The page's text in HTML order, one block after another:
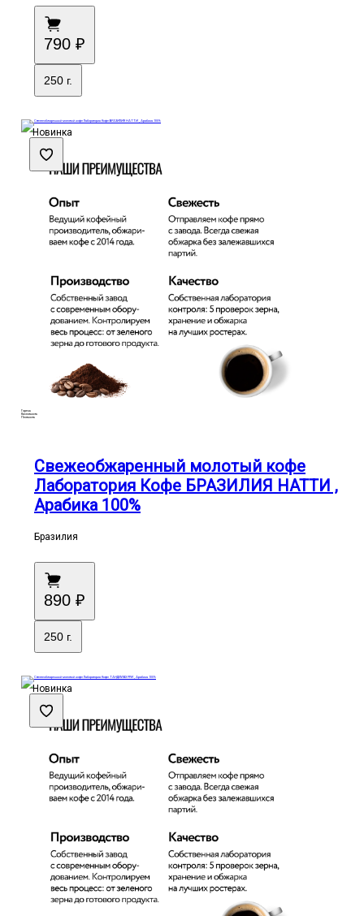
790 ₽
250 г.
Новинка
Горечь
Кислотность
Плотность
Свежеобжаренный молотый кофе
Лаборатория Кофе БРАЗИЛИЯ НАТТИ ,
Арабика 100%
Бразилия
890 ₽
250 г.
Новинка